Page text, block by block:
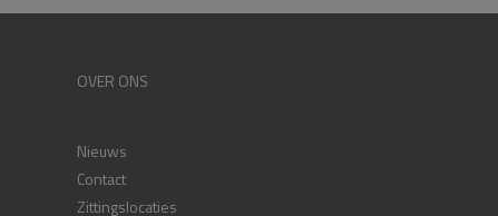
OVER ONS
Nieuws
Contact
Zittingslocaties